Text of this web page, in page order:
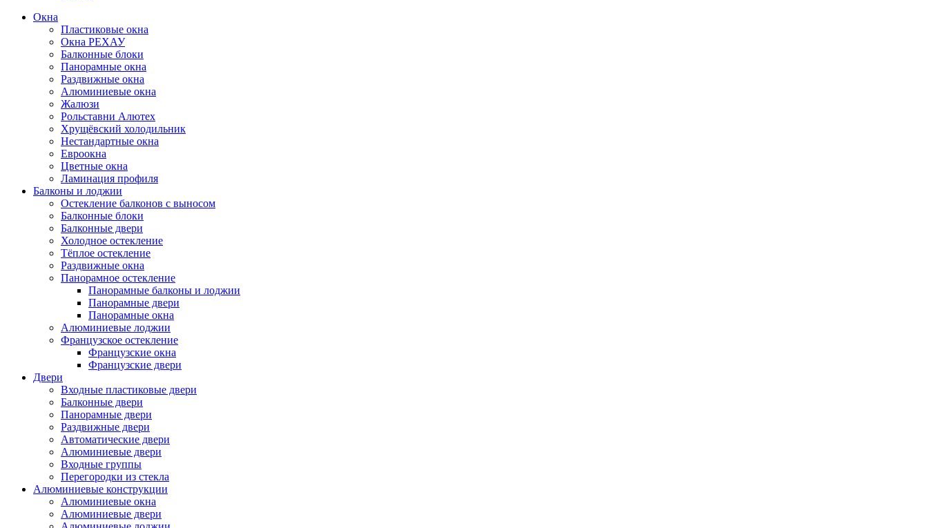
Окна
Пластиковые окна
Окна РЕХАУ
Балконные блоки
Панорамные окна
Раздвижные окна
Алюминиевые окна
Жалюзи
Рольставни Алютех
Хрущёвский холодильник
Нестандартные окна
Евроокна
Цветные окна
Ламинация профиля
Балконы и лоджии
Остекление балконов с выносом
Балконные блоки
Балконные двери
Холодное остекление
Тёплое остекление
Раздвижные окна
Панорамное остекление
Панорамные балконы и лоджии
Панорамные двери
Панорамные окна
Алюминиевые лоджии
Французское остекление
Французские окна
Французские двери
Двери
Входные пластиковые двери
Балконные двери
Панорамные двери
Раздвижные двери
Автоматические двери
Алюминиевые двери
Входные группы
Перегородки из стекла
Алюминиевые конструкции
Алюминиевые окна
Алюминиевые двери